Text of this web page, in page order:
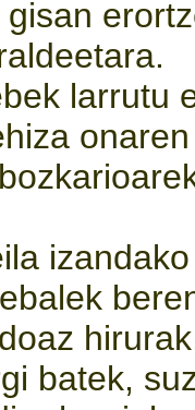
larrutu
batek,